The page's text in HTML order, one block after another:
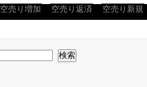
空売り増加 空売り返済 空売り新規